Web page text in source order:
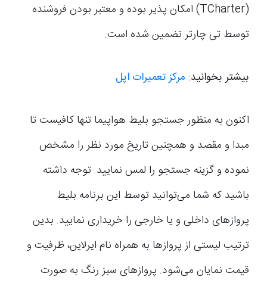
(TCharter) امکان پذیر بوده و معتبر بودن فروشنده
توسط تی چارتر تضمین شده است.
بیشتر بخوانید: مرکز تعمیرات اپل
اکنون به منظور جستجو بلیط هواپیما تنها کافیست تا
مبدا و مقصد و همچنین تاریخ مورد نظر را مشخص
نموده و گزینه جستجو را لمس نمایید. توجه داشته
باشید که شما می‌توانید توسط این برنامه بلیط
پروازهای داخلی و یا خارجی را خریداری نمایید. بدین
ترتیب لیستی از پروازها به همراه نام ایرلاین، ظرفیت و
قیمت نمایان می‌شود. پروازهای سبز رنگ به صورت